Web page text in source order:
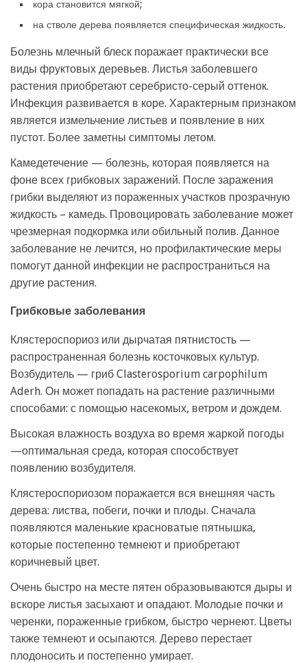
кора становится мягкой;
на стволе дерева появляется специфическая жидкость.
Болезнь млечный блеск поражает практически все
виды фруктовых деревьев. Листья заболевшего
растения приобретают серебристо-серый оттенок.
Инфекция развивается в коре. Характерным признаком
является измельчение листьев и появление в них
пустот. Более заметны симптомы летом.
Камедетечение — болезнь, которая появляется на
фоне всех грибковых заражений. После заражения
грибки выделяют из пораженных участков прозрачную
жидкость – камедь. Провоцировать заболевание может
чрезмерная подкормка или обильный полив. Данное
заболевание не лечится, но профилактические меры
помогут данной инфекции не распространиться на
другие растения.
Грибковые заболевания
Клястероспориоз или дырчатая пятнистость —
распространенная болезнь косточковых культур.
Возбудитель — гриб Clasterosporium carpophilum
Aderh. Он может попадать на растение различными
способами: с помощью насекомых, ветром и дождем.
Высокая влажность воздуха во время жаркой погоды
—оптимальная среда, которая способствует
появлению возбудителя.
Клястероспориозом поражается вся внешняя часть
дерева: листва, побеги, почки и плоды. Сначала
появляются маленькие красноватые пятнышка,
которые постепенно темнеют и приобретают
коричневый цвет.
Очень быстро на месте пятен образовываются дыры и
вскоре листья засыхают и опадают. Молодые почки и
черенки, пораженные грибком, быстро чернеют. Цветы
также темнеют и осыпаются. Дерево перестает
плодоносить и постепенно умирает.